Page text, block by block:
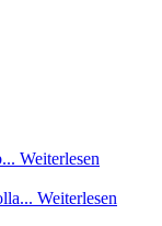
Weiterlesen
Weiterlesen